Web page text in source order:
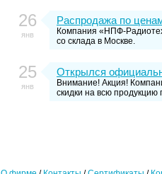
26
янв
Распродажа по
Компания «НПФ-
со склада в Москве.
25
янв
Открылся
Внимание! Акция!
скидки на всю